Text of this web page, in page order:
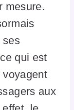
mesure.
ses
qui est
voyagent
aux